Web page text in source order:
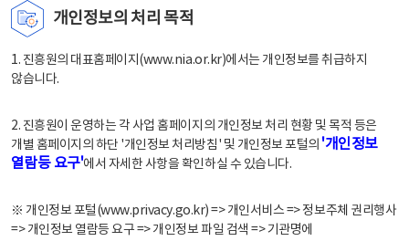
개인정보의 처리 목적
1. 진흥원의 대표홈페이지(www.nia.or.kr)에서는 개인정보를 취급하지
않습니다.
2. 진흥원이 운영하는 각 사업 홈페이지의 개인정보 처리 현황 및 목적 등은
개별 홈페이지의 하단 '개인정보 처리방침' 및 개인정보 포털의 '개인정보
열람등 요구'에서 자세한 사항을 확인하실 수 있습니다.
※ 개인정보 포털(www.privacy.go.kr) => 개인서비스 => 정보주체 권리행사
=> 개인정보 열람등 요구 => 개인정보 파일 검색 => 기관명에